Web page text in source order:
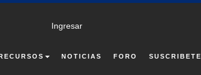
Ingresar
NOTICIAS FORO SUSCRIBETE